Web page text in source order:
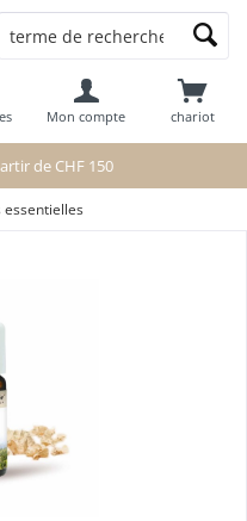
de CHF 150
chariot
Mon compte
essentielles